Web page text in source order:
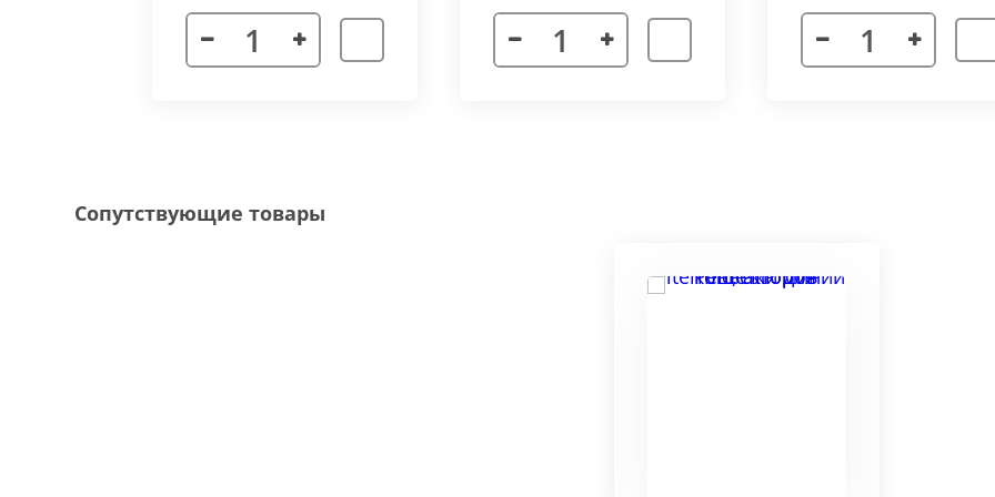
Декоративная рамка выполнена из алюминия. Придает прибору завершенности и помогает
напольного покрытия и короба конвектора, а также увеличивает жесткость короба.
соединения 70 градусов.
большей длины, конвектор собирается из отдельных сегментов.
Сопутствующие товары